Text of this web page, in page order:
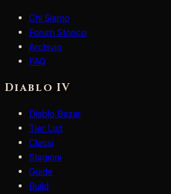
Chi Siamo
Forum Storico
Archivio
FAQ
Diablo IV
Diablo Bazar
Tier List
Classi
Stagioni
Guide
Build